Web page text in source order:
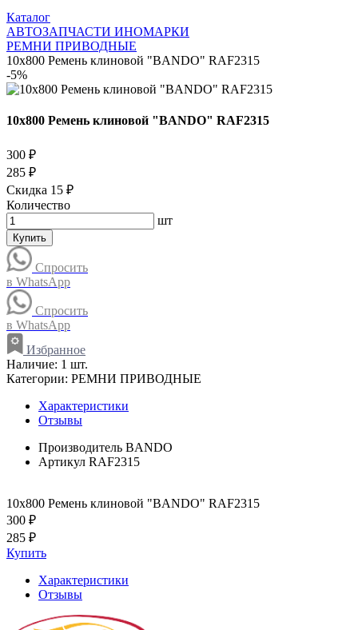
Каталог
АВТОЗАПЧАСТИ ИНОМАРКИ
РЕМНИ ПРИВОДНЫЕ
10x800 Ремень клиновой "BANDO" RAF2315
-5%
10x800 Ремень клиновой "BANDO" RAF2315
300 ₽
285 ₽
Скидка 15 ₽
Количество
шт
Купить
Спросить
в WhatsApp
Спросить
в WhatsApp
Избранное
Наличие: 1 шт.
Категории: РЕМНИ ПРИВОДНЫЕ
Характеристики
Отзывы
Производитель BANDO
Артикул RAF2315
10x800 Ремень клиновой "BANDO" RAF2315
300 ₽
285 ₽
Купить
Характеристики
Отзывы